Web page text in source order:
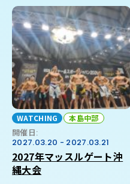
WATCHING 本島中部
開催日:
2027.03.20 - 2027.03.21
2027年マッスルゲート沖
縄大会